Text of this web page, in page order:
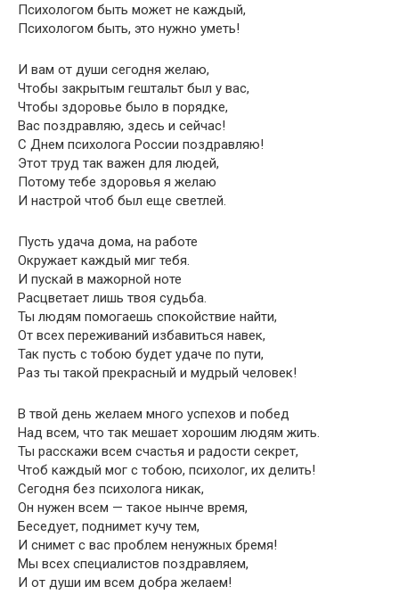
Психологом быть может не каждый,
Психологом быть, это нужно уметь!
И вам от души сегодня желаю,
Чтобы закрытым гештальт был у вас,
Чтобы здоровье было в порядке,
Вас поздравляю, здесь и сейчас!
С Днем психолога России поздравляю!
Этот труд так важен для людей,
Потому тебе здоровья я желаю
И настрой чтоб был еще светлей.
Пусть удача дома, на работе
Окружает каждый миг тебя.
И пускай в мажорной ноте
Расцветает лишь твоя судьба.
Ты людям помогаешь спокойствие найти,
От всех переживаний избавиться навек,
Так пусть с тобою будет удаче по пути,
Раз ты такой прекрасный и мудрый человек!
В твой день желаем много успехов и побед
Над всем, что так мешает хорошим людям жить.
Ты расскажи всем счастья и радости секрет,
Чтоб каждый мог с тобою, психолог, их делить!
Сегодня без психолога никак,
Он нужен всем — такое нынче время,
Беседует, поднимет кучу тем,
И снимет с вас проблем ненужных бремя!
Мы всех специалистов поздравляем,
И от души им всем добра желаем!